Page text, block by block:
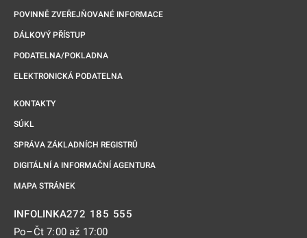
POVINNĚ ZVEŘEJŇOVANÉ INFORMACE
DÁLKOVÝ PŘÍSTUP
PODATELNA/POKLADNA
ELEKTRONICKÁ PODATELNA
KONTAKTY
SÚKL
SPRÁVA ZÁKLADNÍCH REGISTRŮ
DIGITÁLNÍ A INFORMAČNÍ AGENTURA
MAPA STRÁNEK
INFOLINKA272 185 555
Po–Čt 7:00 až 17:00